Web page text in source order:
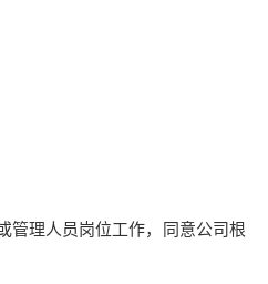
管理人员岗位工作，同意公司根